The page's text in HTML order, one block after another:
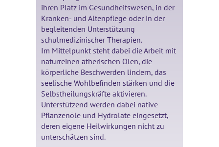
ihren Platz im Gesundheitswesen, in der
Kranken- und Altenpflege oder in der
begleitenden Unterstützung
schulmedizinischer Therapien.
Im Mittelpunkt steht dabei die Arbeit mit
naturreinen ätherischen Ölen, die
körperliche Beschwerden lindern, das
seelische Wohlbefinden stärken und die
Selbstheilungskräfte aktivieren.
Unterstützend werden dabei native
Pflanzenöle und Hydrolate eingesetzt,
deren eigene Heilwirkungen nicht zu
unterschätzen sind.